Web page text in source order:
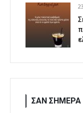
ΣΑΝ ΣΗΜΕΡΑ